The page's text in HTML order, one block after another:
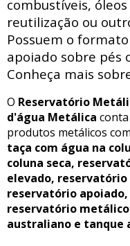
combustíveis,
reutilização ou
Possuem o
apoiado sobre pés
Conheça mais
O Reservatório
d'água Metálica
produtos metálicos
taça com água na
coluna seca,
elevado,
reservatório
reservatório metálico
australiano e tanque